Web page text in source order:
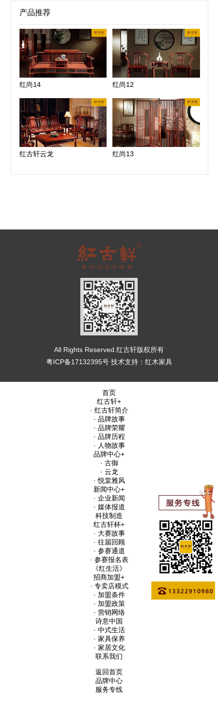
产品推荐
红尚14 红尚12
红古轩云龙 红尚13
All Rights Reserved.红古轩版权所有
粤ICP备17132395号技术支持： 红木家具
首页
红古轩+
· 红古轩简介
· 品牌故事
· 品牌荣耀
· 品牌历程
· 人物故事
品牌中心+
· 古御
· 云龙
· 悦棠雅风
新闻中心+
· 企业新闻
· 媒体报道
科技制造
红古轩杯+
· 大赛故事
· 往届回顾
· 参赛通道
· 参赛报名表
《红生活》
招商加盟+
· 专卖店模式
· 加盟条件
· 加盟政策
· 营销网络
诗意中国
· 中式生活
· 家具保养
· 家居文化
联系我们
返回首页
品牌中心
服务专线